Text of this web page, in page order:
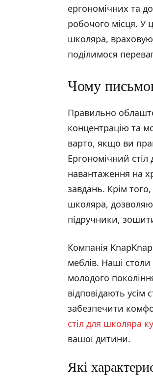
ергономічних та
робочого місця. У
школяра,
поділимося
Чому
Правильно
концентрацію та
варто, якщо ви
Ергономічний
навантаження на
завдань. Крім
школяра,
підручники,
Компанія
меблів. Наші столи
молодого
відповідають
забезпечити
стіл для школяра
вашої дитини.
Які